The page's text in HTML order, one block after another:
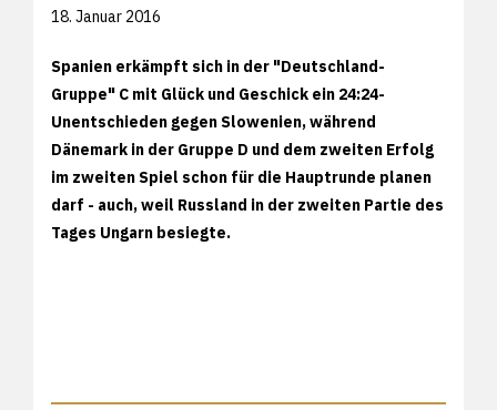
18. Januar 2016
Spanien erkämpft sich in der "Deutschland-
Gruppe" C mit Glück und Geschick ein 24:24-
Unentschieden gegen Slowenien, während
Dänemark in der Gruppe D und dem zweiten Erfolg
im zweiten Spiel schon für die Hauptrunde planen
darf - auch, weil Russland in der zweiten Partie des
Tages Ungarn besiegte.